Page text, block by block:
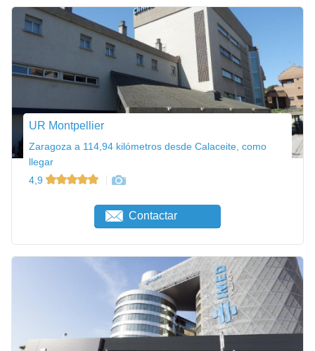
UR Montpellier
Zaragoza a 114,94 kilómetros desde Calaceite, como
llegar
4,9
Contactar